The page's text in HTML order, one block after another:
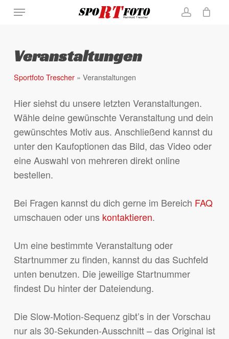
Skip
content
Menu
Veranstaltungen
Sportfoto Trescher» Veranstaltungen
Hier siehst du unsere letzten Veranstaltungen.
Wähle deine gewünschte Veranstaltung und dein
gewünschtes Motiv aus. Anschließend kannst du
unter den Kaufoptionen das Bild, das Video oder
eine Auswahl von mehreren direkt online
bestellen.
Bei Fragen kannst du dich gerne im Bereich FAQ
umschauen oder uns kontaktieren.
Um eine bestimmte Veranstaltung oder
Startnummer zu finden, kannst du das Suchfeld
unten benutzen. Die jeweilige Startnummer
findest Du hinter der Dateiendung.
Die Slow-Motion-Sequenz gibt’s in der Vorschau
nur als 30-Sekunden-Ausschnitt – das Original ist